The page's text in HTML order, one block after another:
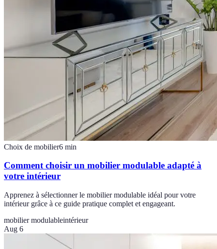
Choix de mobilier6 min
Comment choisir un mobilier modulable adapté à
votre intérieur
Apprenez à sélectionner le mobilier modulable idéal pour votre
intérieur grâce à ce guide pratique complet et engageant.
mobilier modulableintérieur
Aug 6